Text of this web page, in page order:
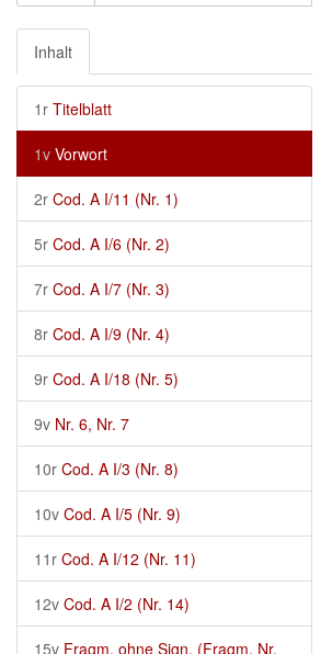
Inhalt
1r Titelblatt
1v Vorwort
2r Cod. A I/11 (Nr. 1)
5r Cod. A I/6 (Nr. 2)
7r Cod. A I/7 (Nr. 3)
8r Cod. A I/9 (Nr. 4)
9r Cod. A I/18 (Nr. 5)
9v Nr. 6, Nr. 7
10r Cod. A I/3 (Nr. 8)
10v Cod. A I/5 (Nr. 9)
11r Cod. A I/12 (Nr. 11)
12v Cod. A I/2 (Nr. 14)
15v Fragm. ohne Sign. (Fragm. Nr.